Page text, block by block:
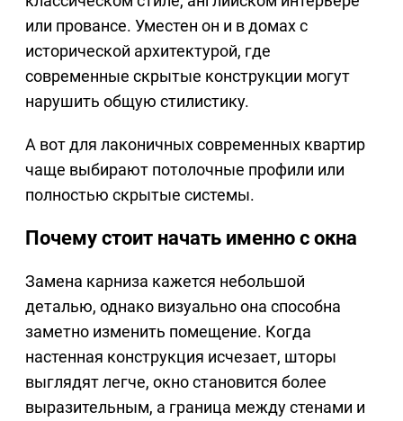
или провансе. Уместен он и в домах с
исторической архитектурой, где
современные скрытые конструкции могут
нарушить общую стилистику.
А вот для лаконичных современных квартир
чаще выбирают потолочные профили или
полностью скрытые системы.
Почему стоит начать именно с окна
Замена карниза кажется небольшой
деталью, однако визуально она способна
заметно изменить помещение. Когда
настенная конструкция исчезает, шторы
выглядят легче, окно становится более
выразительным, а граница между стенами и